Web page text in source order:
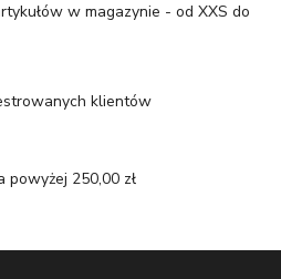
w magazynie - od XXS do
klientów
powyżej 250,00 zł